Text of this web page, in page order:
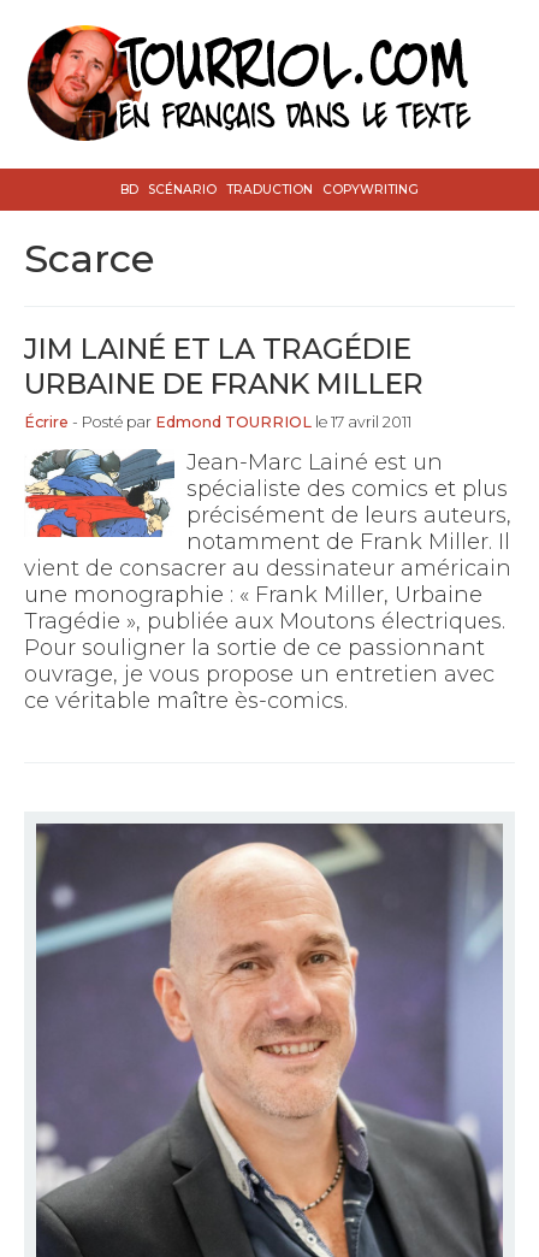
BD SCÉNARIO TRADUCTION COPYWRITING
Scarce
JIM LAINÉ ET LA TRAGÉDIE
URBAINE DE FRANK MILLER
Écrire - Posté par Edmond TOURRIOL le 17 avril 2011
Jean-Marc Lainé est un
spécialiste des comics et plus
précisément de leurs auteurs,
notamment de Frank Miller. Il
vient de consacrer au dessinateur américain
une monographie : « Frank Miller, Urbaine
Tragédie », publiée aux Moutons électriques.
Pour souligner la sortie de ce passionnant
ouvrage, je vous propose un entretien avec
ce véritable maître ès-comics.